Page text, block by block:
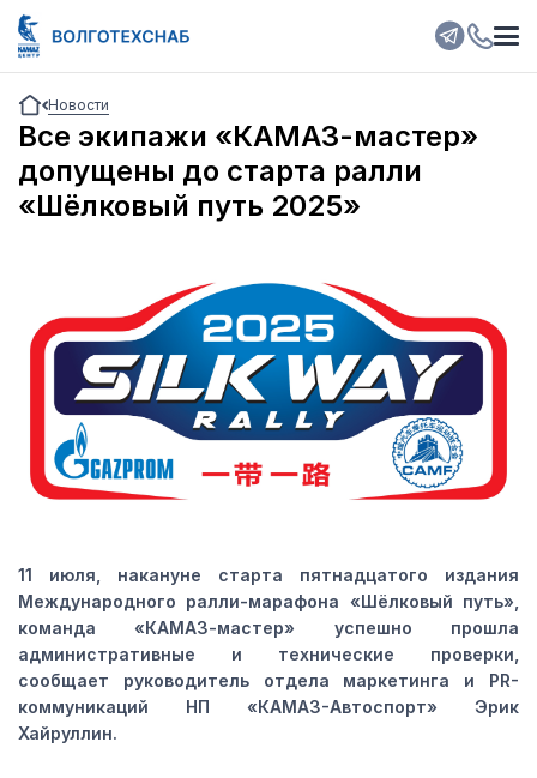
Новости
Все экипажи «КАМАЗ-мастер»
допущены до старта ралли
«Шёлковый путь 2025»
11 июля, накануне старта пятнадцатого издания
Международного ралли-марафона «Шёлковый путь»,
команда «КАМАЗ-мастер» успешно прошла
административные и технические проверки,
сообщает руководитель отдела маркетинга и PR-
коммуникаций НП «КАМАЗ-Автоспорт» Эрик
Хайруллин.